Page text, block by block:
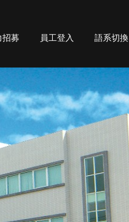
招募 員工登入 語系切換